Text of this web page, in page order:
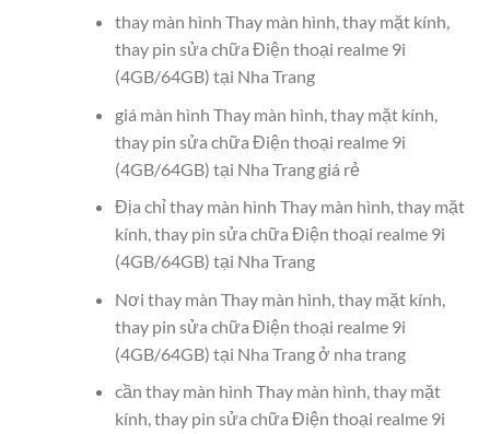
thay màn hình Thay màn hình, thay mặt kính,
thay pin sửa chữa Điện thoại realme 9i
(4GB/64GB) tại Nha Trang
giá màn hình Thay màn hình, thay mặt kính,
thay pin sửa chữa Điện thoại realme 9i
(4GB/64GB) tại Nha Trang giá rẻ
Địa chỉ thay màn hình Thay màn hình, thay mặt
kính, thay pin sửa chữa Điện thoại realme 9i
(4GB/64GB) tại Nha Trang
Nơi thay màn Thay màn hình, thay mặt kính,
thay pin sửa chữa Điện thoại realme 9i
(4GB/64GB) tại Nha Trang ở nha trang
cần thay màn hình Thay màn hình, thay mặt
kính, thay pin sửa chữa Điện thoại realme 9i